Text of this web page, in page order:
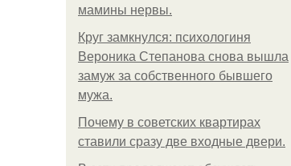
мамины нервы.
Круг замкнулся: психологиня
Вероника Степанова снова вышла
замуж за собственного бывшего
мужа.
Почему в советских квартирах
ставили сразу две входные двери.